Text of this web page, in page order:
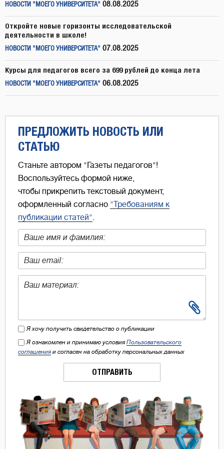
НОВОСТИ "МОЕГО УНИВЕРСИТЕТА" 08.08.2025
Откройте новые горизонты исследовательской
деятельности в школе!
НОВОСТИ "МОЕГО УНИВЕРСИТЕТА" 07.08.2025
Курсы для педагогов всего за 699 рублей до конца лета
НОВОСТИ "МОЕГО УНИВЕРСИТЕТА" 06.08.2025
ПРЕДЛОЖИТЬ НОВОСТЬ ИЛИ
СТАТЬЮ
Станьте автором "Газеты педагогов"!
Воспользуйтесь формой ниже,
чтобы прикрепить текстовый документ,
оформленный согласно "Требованиям к
публикации статей"
Я хочу получить свидетельство о публикации
Я ознакомлен и принимаю условия Пользовательского
соглашения и согласен на обработку персональных данных
ОТПРАВИТЬ